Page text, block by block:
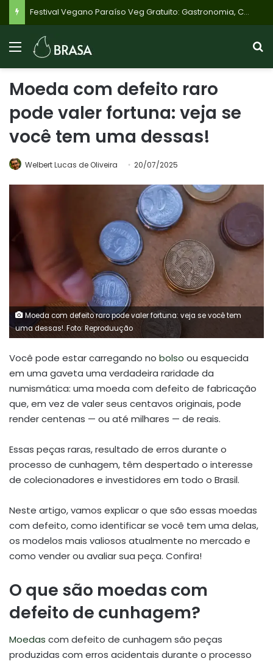
Festival Vegano Paraíso Veg Gratuito: Gastronomia, Cultura e Bem-Estar na Praça da Assembleia Neste Sábado em BH
Moeda com defeito raro
pode valer fortuna: veja se
você tem uma dessas!
Welbert Lucas de Oliveira 20/07/2025
Moeda com defeito raro pode valer fortuna: veja se você tem
uma dessas!. Foto: Reproduução
Você pode estar carregando no bolso ou esquecida
em uma gaveta uma verdadeira raridade da
numismática: uma moeda com defeito de fabricação
que, em vez de valer seus centavos originais, pode
render centenas — ou até milhares — de reais.
Essas peças raras, resultado de erros durante o
processo de cunhagem, têm despertado o interesse
de colecionadores e investidores em todo o Brasil.
Neste artigo, vamos explicar o que são essas moedas
com defeito, como identificar se você tem uma delas,
os modelos mais valiosos atualmente no mercado e
como vender ou avaliar sua peça. Confira!
O que são moedas com
defeito de cunhagem?
Moedas com defeito de cunhagem são peças
produzidas com erros acidentais durante o processo